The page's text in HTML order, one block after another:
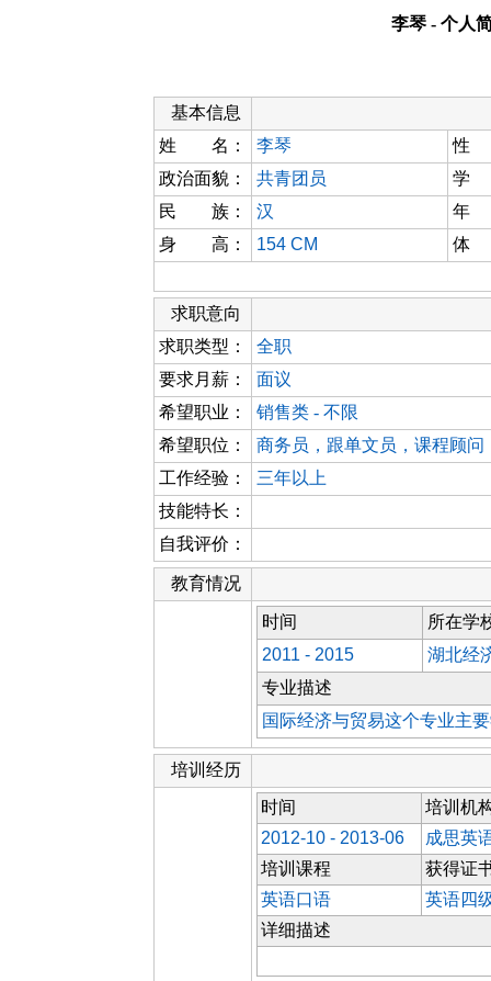
李琴 - 个人
基本信息
姓 名：
李琴
性
政治面貌：
共青团员
学
民 族：
汉
年
身 高：
154 CM 体
求职意向
求职类型：
全职
要求月薪：
面议
希望职业：
销售类 - 不限
希望职位：
商务员，跟单文员，课程顾问
工作经验：
三年以上
技能特长：
自我评价：
教育情况
时间
所在学
2011 - 2015
湖北经
专业描述
国际经济与贸易这个专业主
培训经历
时间
培训机
2012-10 - 2013-06
成思英
培训课程
获得证
英语口语
英语四
详细描述